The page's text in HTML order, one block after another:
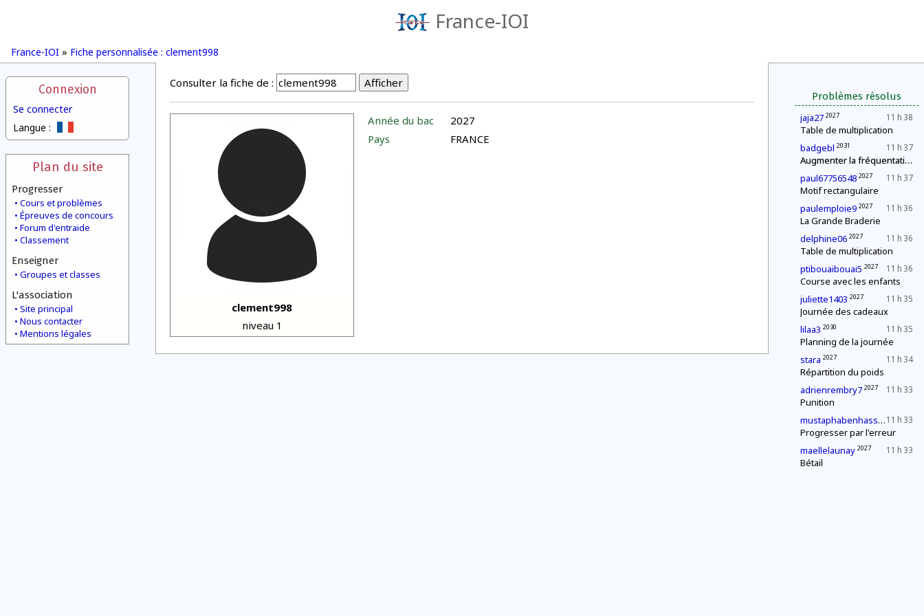
France-IOI
France-IOI » Fiche personnalisée : clement998
Connexion
Se connecter
Langue :
Plan du site
Progresser
Cours et problèmes
Épreuves de concours
Forum d'entraide
Classement
Enseigner
Groupes et classes
L'association
Site principal
Nous contacter
Mentions légales
Problèmes résolus
11 h 38
jaja27 2027
Table de multiplication
11 h 37
badgebl 2031
Augmenter la fréquentation
11 h 37
paul67756548 2027
Motif rectangulaire
11 h 36
paulemploie9 2027
La Grande Braderie
11 h 36
delphine06 2027
Table de multiplication
11 h 36
ptibouaibouai5 2027
Course avec les enfants
11 h 35
juliette1403 2027
Journée des cadeaux
11 h 35
lilaa3 2030
Planning de la journée
11 h 34
stara 2027
Répartition du poids
11 h 33
adrienrembry7 2027
Punition
11 h 33
mustaphabenhassen 2027
Progresser par l'erreur
11 h 33
maellelaunay 2027
Bétail
Consulter la fiche de :
clement998
niveau 1
Année du bac
2027
Pays
FRANCE